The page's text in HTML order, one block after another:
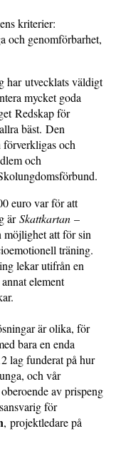
kriterier:
och genomförbarhet,
har utvecklats väldigt
mycket goda
Redskap för
bäst. Den
förverkligas och
och
euro var för att
ärSkattkartan –
möjlighet att för sin
träning.
lekar utifrån en
element
är olika, för
bara en enda
lag funderat på hur
och vår
av prispeng
för
, projektledare på